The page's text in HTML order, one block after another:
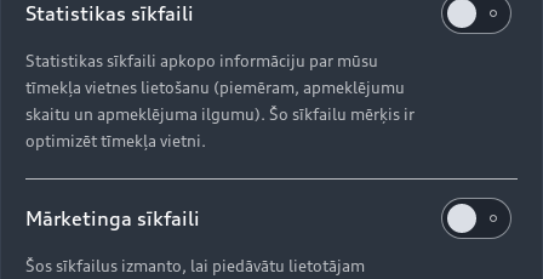
Statistikas sīkfaili
Statistikas sīkfaili apkopo informāciju par mūsu
tīmekļa vietnes lietošanu (piemēram, apmeklējumu
skaitu un apmeklējuma ilgumu). Šo sīkfailu mērķis ir
optimizēt tīmekļa vietni.
Mārketinga sīkfaili
Šos sīkfailus izmanto, lai piedāvātu lietotājam